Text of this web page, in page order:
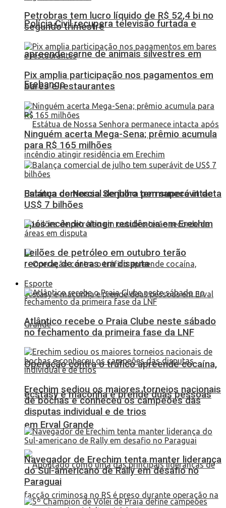
Polícia Civil recupera televisão furtada e
apreende carne de animais silvestres em
Erebango
Estátua de Nossa Senhora permanece intacta
após incêndio atingir residência em Erechim
Operação contra o tráfico apreende cocaína,
ecstasy e maconha e prende duas pessoas
em Erval Grande
Petrobras tem lucro líquido de R$ 52,4 bi no
segundo trimestre
Pix amplia participação nos pagamentos em
bares e restaurantes
Ninguém acerta Mega-Sena; prêmio acumula
para R$ 165 milhões
Balança comercial de julho tem superávit de
US$ 7 bilhões
Leilões de petróleo em outubro terão
recorde de áreas em disputa
Esporte
Atlântico recebe o Praia Clube neste sábado
no fechamento da primeira fase da LNF
Erechim sediou os maiores torneios nacionais
de bochas e conheceu os campeões das
disputas individual e de trios
Navegador de Erechim tenta manter liderança
do Sul-americano de Rally em desafio no
Paraguai